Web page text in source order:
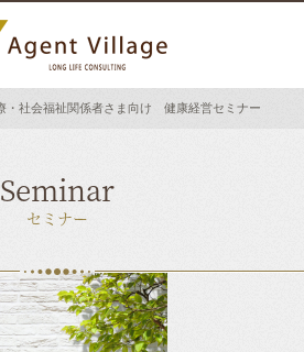
・社会福祉関係者さま向け 健康経営セミナー
Seminar
セミナー